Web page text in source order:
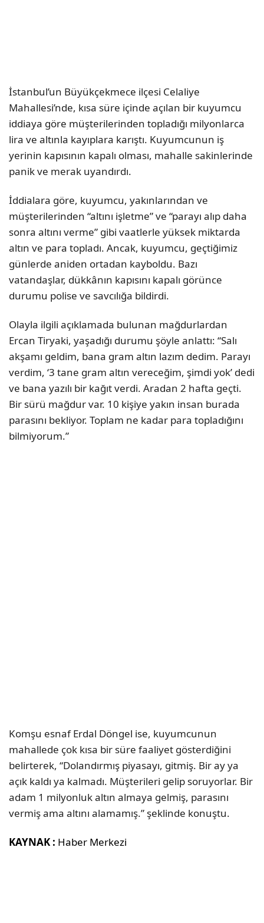
İstanbul’un Büyükçekmece ilçesi Celaliye
Mahallesi’nde, kısa süre içinde açılan bir kuyumcu
iddiaya göre müşterilerinden topladığı milyonlarca
lira ve altınla kayıplara karıştı. Kuyumcunun iş
yerinin kapısının kapalı olması, mahalle sakinlerinde
panik ve merak uyandırdı.
İddialara göre, kuyumcu, yakınlarından ve
müşterilerinden “altını işletme” ve “parayı alıp daha
sonra altını verme” gibi vaatlerle yüksek miktarda
altın ve para topladı. Ancak, kuyumcu, geçtiğimiz
günlerde aniden ortadan kayboldu. Bazı
vatandaşlar, dükkânın kapısını kapalı görünce
durumu polise ve savcılığa bildirdi.
Olayla ilgili açıklamada bulunan mağdurlardan
Ercan Tiryaki, yaşadığı durumu şöyle anlattı: “Salı
akşamı geldim, bana gram altın lazım dedim. Parayı
verdim, ‘3 tane gram altın vereceğim, şimdi yok’ dedi
ve bana yazılı bir kağıt verdi. Aradan 2 hafta geçti.
Bir sürü mağdur var. 10 kişiye yakın insan burada
parasını bekliyor. Toplam ne kadar para topladığını
bilmiyorum.”
Komşu esnaf Erdal Döngel ise, kuyumcunun
mahallede çok kısa bir süre faaliyet gösterdiğini
belirterek, “Dolandırmış piyasayı, gitmiş. Bir ay ya
açık kaldı ya kalmadı. Müşterileri gelip soruyorlar. Bir
adam 1 milyonluk altın almaya gelmiş, parasını
vermiş ama altını alamamış.” şeklinde konuştu.
KAYNAK : Haber Merkezi